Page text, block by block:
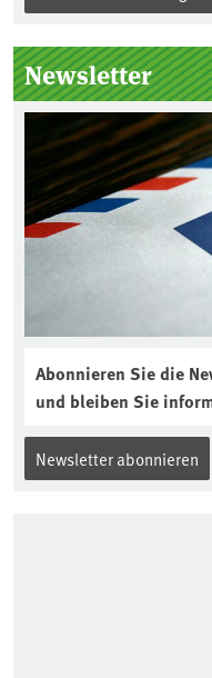
Newsletter
Abonnieren Sie die
und bleiben Sie
Newsletter abonnieren